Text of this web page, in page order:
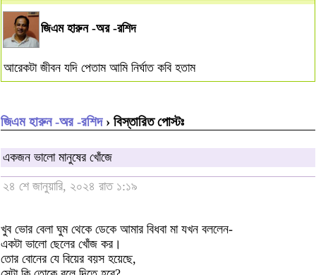
জিএম হারুন -অর -রশিদ
আরেকটা জীবন যদি পেতাম আমি নির্ঘাত কবি হতাম
জিএম হারুন -অর -রশিদ› বিস্তারিত পোস্টঃ
একজন ভালো মানুষের খোঁজে
২৪ শে জানুয়ারি, ২০২৪ রাত ১:১৯
খুব ভোর বেলা ঘুম থেকে ডেকে আমার বিধবা মা যখন বললেন-
একটা ভালো ছেলের খোঁজ কর।
তোর বোনের যে বিয়ের বয়স হয়েছে,